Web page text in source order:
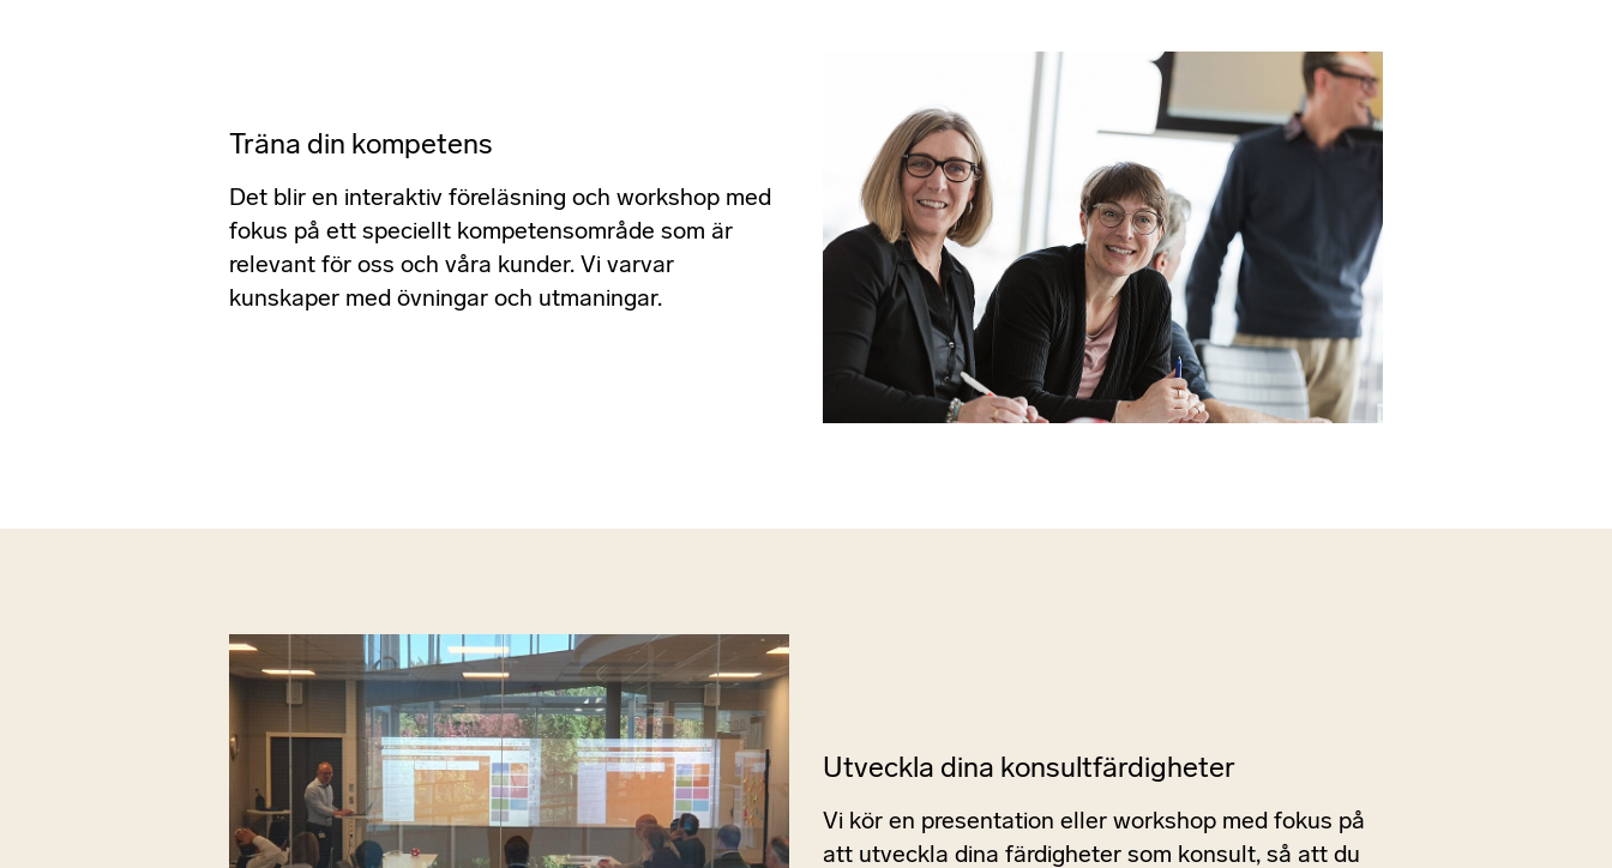
Träna din kompetens
Det blir en interaktiv föreläsning och workshop med
fokus på ett speciellt kompetensområde som är
relevant för oss och våra kunder. Vi varvar
kunskaper med övningar och utmaningar.
Utveckla dina konsultfärdigheter
Vi kör en presentation eller workshop med fokus på
att utveckla dina färdigheter som konsult, så att du